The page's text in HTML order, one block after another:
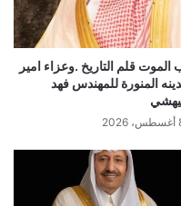
الموت قلم التاريخ .وعزاء امير
المنورة للمهندس فهد